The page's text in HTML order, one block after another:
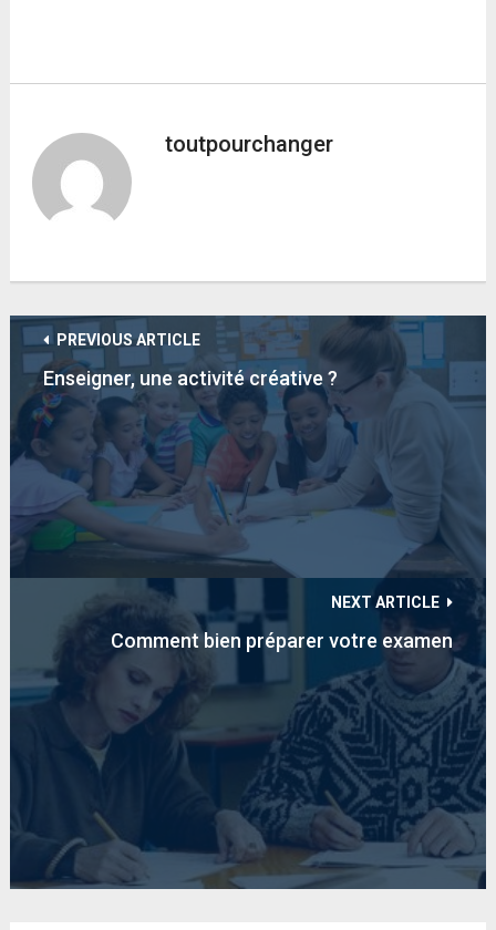
toutpourchanger
PREVIOUS ARTICLE
Enseigner, une activité créative ?
NEXT ARTICLE
Comment bien préparer votre examen